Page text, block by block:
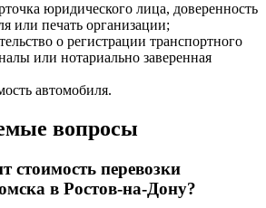
юридического лица, доверенность
или печать организации;
о регистрации транспортного
или нотариально заверенная
автомобиля.
вопросы
стоимость перевозки
в Ростов-на-Дону?